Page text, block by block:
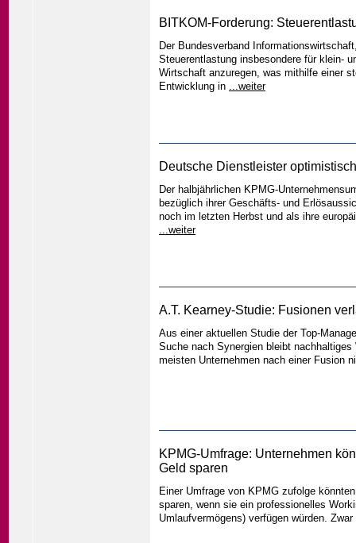
BITKOM-Forderung:
Der Bundesverband
Steuerentlastung insbesondere für klein-
Wirtschaft anzuregen, was mithilfe einer
Entwicklung in ...weiter
Deutsche Dienstleister
Der halbjährlichen KPMG-
bezüglich ihrer Geschäfts- und
noch im letzten Herbst und als ihre
...weiter
A.T. Kearney-Studie: Fusionen
Aus einer aktuellen Studie der Top-
Suche nach Synergien bleibt
meisten Unternehmen nach einer Fusion
KPMG-Umfrage: Unternehmen
Geld sparen
Einer Umfrage von KPMG zufolge
sparen, wenn sie ein professionelles
Umlaufvermögens) verfügen würden.